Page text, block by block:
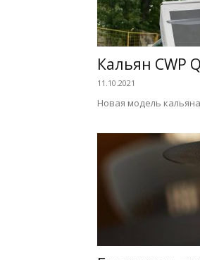
Кальян CWP
11.10.2021
Новая модель